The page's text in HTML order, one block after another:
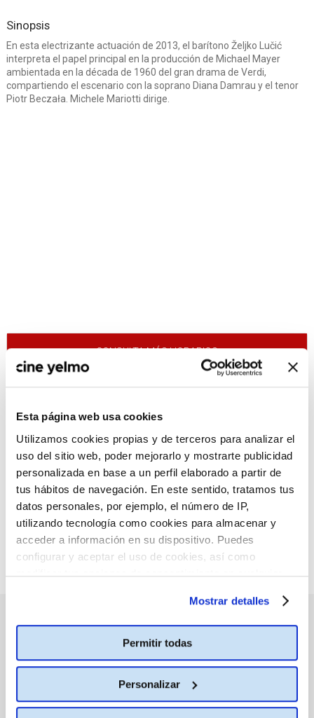
Esta página web usa cookies
Utilizamos cookies propias y de terceros para analizar el
uso del sitio web, poder mejorarlo y mostrarte publicidad
personalizada en base a un perfil elaborado a partir de
tus hábitos de navegación. En este sentido, tratamos tus
datos personales, por ejemplo, el número de IP,
utilizando tecnología como cookies para almacenar y
acceder a información en su dispositivo. Puedes
configurar y aceptar el uso de cookies, así como
modificar tus opciones de consentimiento en cualquier
Mostrar detalles
Permitir todas
Personalizar
Sinopsis
En esta electrizante actuación de 2013, el barítono Željko Lučić
interpreta el papel principal en la producción de Michael Mayer
ambientada en la década de 1960 del gran drama de Verdi,
compartiendo el escenario con la soprano Diana Damrau y el tenor
Piotr Beczała. Michele Mariotti dirige.
CONSULTA MÁS HORARIOS
:(
No hay películas con el
criterio de búsqueda
seleccionado.
PRÓXIMOS ESTRENOS